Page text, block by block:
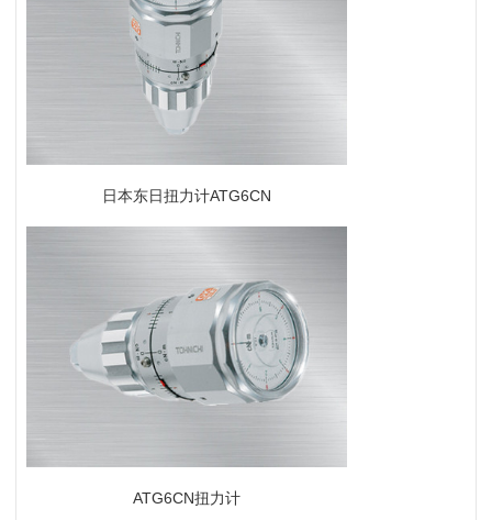
日本东日扭力计ATG6CN
ATG6CN扭力计